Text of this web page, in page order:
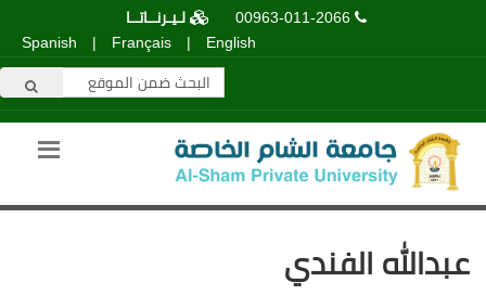
00963-011-2066
لـيـرنــاتــا
English
|
Français
|
Spanish
عبدالله الفندي